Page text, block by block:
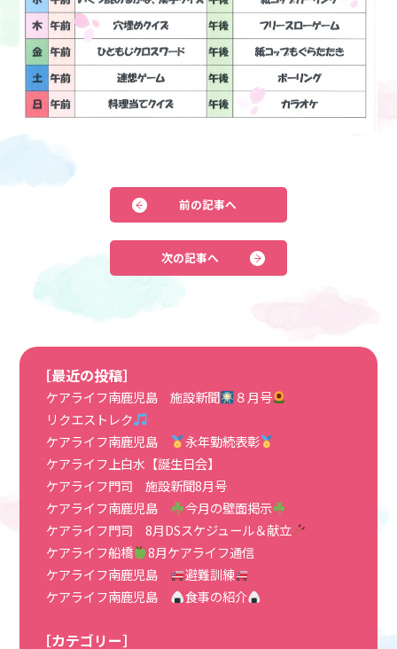
前の記事へ
次の記事へ
［最近の投稿］
ケアライフ南鹿児島 施設新聞
８月号
リクエストレク
ケアライフ南鹿児島
永年勤続表彰
ケアライフ上白水【誕生日会】
ケアライフ門司 施設新聞8月号
ケアライフ南鹿児島
今月の壁面掲示
ケアライフ門司 8月DSスケジュール＆献立
ケアライフ船橋
8月ケアライフ通信
ケアライフ南鹿児島
避難訓練
ケアライフ南鹿児島
食事の紹介
［カテゴリー］